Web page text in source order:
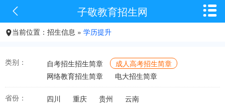
 子敬教育招生网 
当前位置：招生信息 » 学历提升
类别： 自考招生招生简章
成人高考招生简章
网络教育招生简章
电大招生简章
省份： 四川 重庆 贵州 云南